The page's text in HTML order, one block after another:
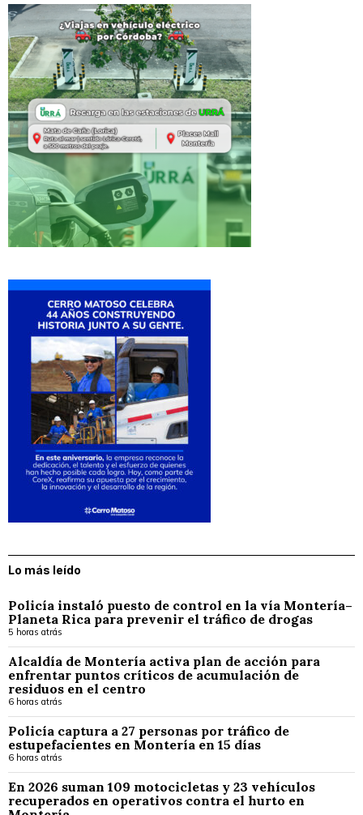
Lo más leído
Policía instaló puesto de control en la vía Montería–
Planeta Rica para prevenir el tráfico de drogas
5 horas atrás
Alcaldía de Montería activa plan de acción para
enfrentar puntos críticos de acumulación de
residuos en el centro
6 horas atrás
Policía captura a 27 personas por tráfico de
estupefacientes en Montería en 15 días
6 horas atrás
En 2026 suman 109 motocicletas y 23 vehículos
recuperados en operativos contra el hurto en